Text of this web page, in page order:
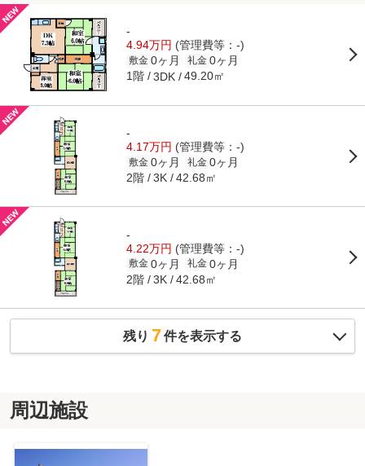
-
4.94万円 (管理費等：-)
敷金 0ヶ月 礼金 0ヶ月
1階 3DK 49.20㎡
-
4.17万円 (管理費等：-)
敷金 0ヶ月 礼金 0ヶ月
2階 3K 42.68㎡
-
4.22万円 (管理費等：-)
敷金 0ヶ月 礼金 0ヶ月
2階 3K 42.68㎡
残り 7件を表示する
周辺施設